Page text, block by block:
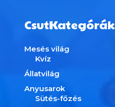
CsutKategórák
Mesés világ
Kvíz
Állatvilág
Anyusarok
Sütés-főzés